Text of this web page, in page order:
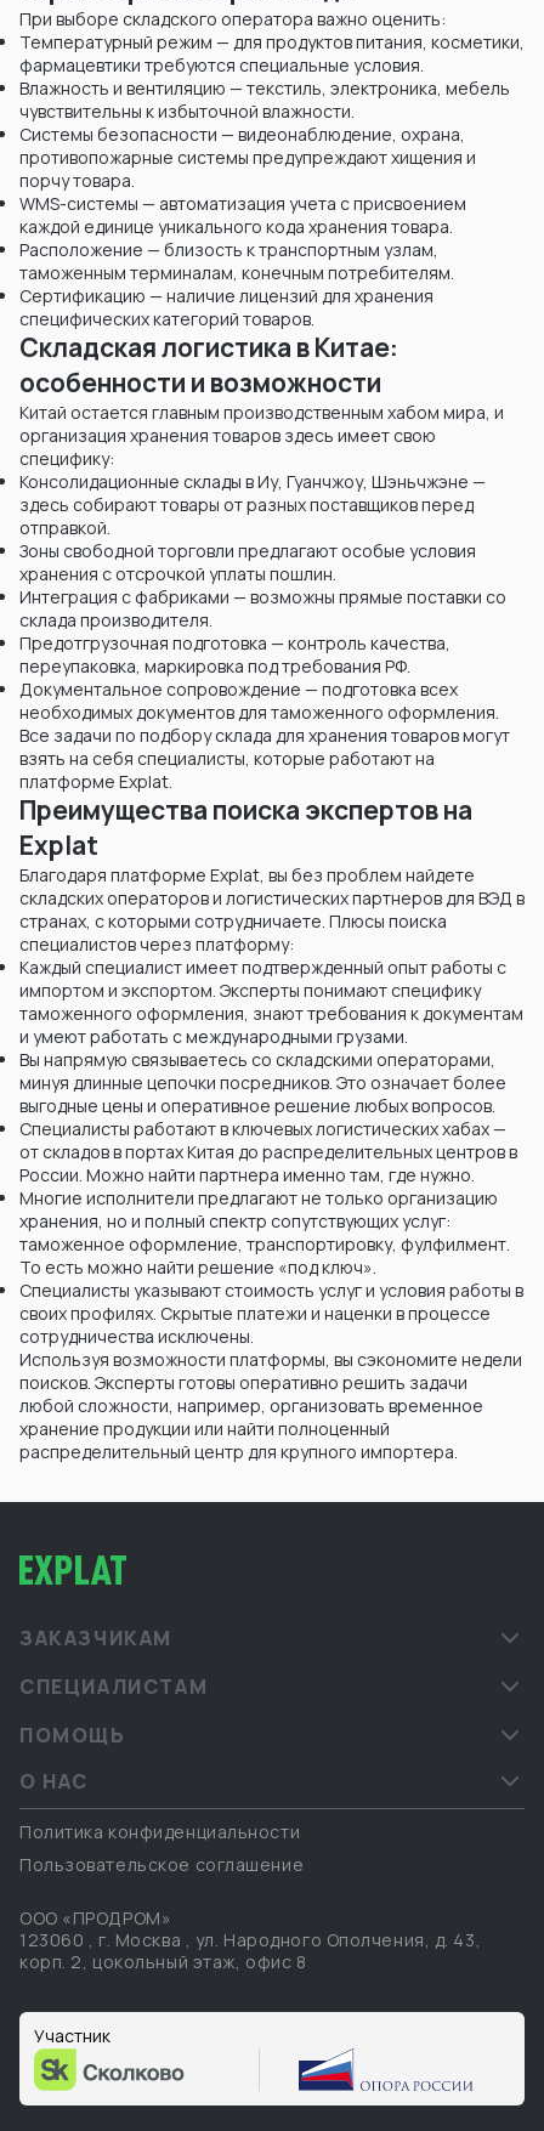
При выборе складского оператора важно оценить:
Температурный режим — для продуктов питания, косметики,
фармацевтики требуются специальные условия.
Влажность и вентиляцию — текстиль, электроника, мебель
чувствительны к избыточной влажности.
Системы безопасности — видеонаблюдение, охрана,
противопожарные системы предупреждают хищения и
порчу товара.
WMS-системы — автоматизация учета с присвоением
каждой единице уникального кода хранения товара.
Расположение — близость к транспортным узлам,
таможенным терминалам, конечным потребителям.
Сертификацию — наличие лицензий для хранения
специфических категорий товаров.
Складская логистика в Китае:
особенности и возможности
Китай остается главным производственным хабом мира, и
организация хранения товаров здесь имеет свою
специфику:
Консолидационные склады в Иу, Гуанчжоу, Шэньчжэне —
здесь собирают товары от разных поставщиков перед
отправкой.
Зоны свободной торговли предлагают особые условия
хранения с отсрочкой уплаты пошлин.
Интеграция с фабриками — возможны прямые поставки со
склада производителя.
Предотгрузочная подготовка — контроль качества,
переупаковка, маркировка под требования РФ.
Документальное сопровождение — подготовка всех
необходимых документов для таможенного оформления.
Все задачи по подбору склада для хранения товаров могут
взять на себя специалисты, которые работают на
платформе Explat.
Преимущества поиска экспертов на
Explat
Благодаря платформе Explat, вы без проблем найдете
складских операторов и логистических партнеров для ВЭД в
странах, с которыми сотрудничаете. Плюсы поиска
специалистов через платформу:
Каждый специалист имеет подтвержденный опыт работы с
импортом и экспортом. Эксперты понимают специфику
таможенного оформления, знают требования к документам
и умеют работать с международными грузами.
Вы напрямую связываетесь со складскими операторами,
минуя длинные цепочки посредников. Это означает более
выгодные цены и оперативное решение любых вопросов.
Специалисты работают в ключевых логистических хабах —
от складов в портах Китая до распределительных центров в
России. Можно найти партнера именно там, где нужно.
Многие исполнители предлагают не только организацию
хранения, но и полный спектр сопутствующих услуг:
таможенное оформление, транспортировку, фулфилмент.
То есть можно найти решение «под ключ».
Специалисты указывают стоимость услуг и условия работы в
своих профилях. Скрытые платежи и наценки в процессе
сотрудничества исключены.
Используя возможности платформы, вы сэкономите недели
поисков. Эксперты готовы оперативно решить задачи
любой сложности, например, организовать временное
хранение продукции или найти полноценный
распределительный центр для крупного импортера.
ЗАКАЗЧИКАМ
СПЕЦИАЛИСТАМ
ПОМОЩЬ
О НАС
Политика конфиденциальности
Пользовательское соглашение
ООО «ПРОДРОМ»
123060 , г. Москва , ул. Народного Ополчения, д. 43,
корп. 2, цокольный этаж, офис 8
Участник